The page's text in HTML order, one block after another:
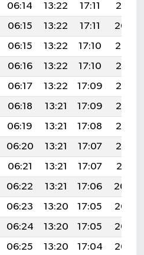
06:14 13:22 17:11
20:21
06:15 13:22 17:11
20:20
06:15 13:22 17:10
20:19
06:16 13:22 17:10
20:17
06:17 13:22 17:09
20:16
06:18 13:21 17:09
20:15
06:19 13:21 17:08
20:13
06:20 13:21 17:07
20:12
06:21 13:21 17:07
20:11
06:22 13:21 17:06
20:09
06:23 13:20 17:05
20:08
06:24 13:20 17:05
20:06
06:25 13:20 17:04
20:05